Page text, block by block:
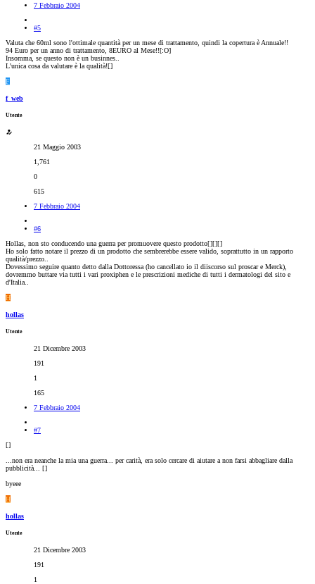
7 Febbraio 2004
#5
Valuta che 60ml sono l'ottimale quantità per un mese di trattamento, quindi la copertura è Annuale!!
94 Euro per un anno di trattamento, 8EURO al Mese!![:O]
Insomma, se questo non è un businnes..
L'unica cosa da valutare è la qualità![]
F
f_web
Utente
21 Maggio 2003
1,761
0
615
7 Febbraio 2004
#6
Hollas, non sto conducendo una guerra per promuovere questo prodotto[][][]
Ho solo fatto notare il prezzo di un prodotto che sembrerebbe essere valido, soprattutto in un rapporto
qualità/prezzo..
Dovessimo seguire quanto detto dalla Dottoressa (ho cancellato io il diiscorso sul proscar e Merck),
dovremmo buttare via tutti i vari proxiphen e le prescrizioni mediche di tutti i dermatologi del sito e
d'Italia..
H
hollas
Utente
21 Dicembre 2003
191
1
165
7 Febbraio 2004
#7
[]
...non era neanche la mia una guerra... per carità, era solo cercare di aiutare a non farsi abbagliare dalla
pubblicità... []
byeee
H
hollas
Utente
21 Dicembre 2003
191
1